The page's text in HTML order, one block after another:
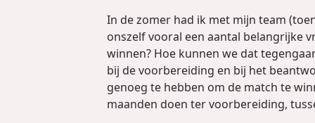
In de zomer had ik met mijn team
onszelf vooral een aantal belangrijke
winnen? Hoe kunnen we dat
bij de voorbereiding en bij het
genoeg te hebben om de match te
maanden doen ter voorbereiding,